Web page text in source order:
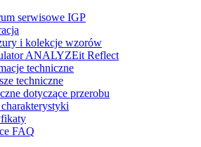
serwisowe IGP
i kolekcje wzorów
ANALYZEit Reflect
techniczne
techniczne
dotyczące przerobu
FAQ